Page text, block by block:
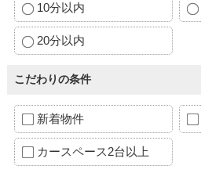
10分以内
20分以内
こだわりの条件
新着物件
カースペース2台以上